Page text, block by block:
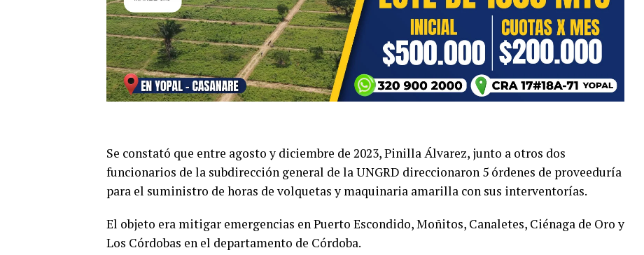
Se constató que entre agosto y diciembre de 2023, Pinilla Álvarez, junto a otros dos
funcionarios de la subdirección general de la UNGRD direccionaron 5 órdenes de proveeduría
para el suministro de horas de volquetas y maquinaria amarilla con sus interventorías.
El objeto era mitigar emergencias en Puerto Escondido, Moñitos, Canaletes, Ciénaga de Oro y
Los Córdobas en el departamento de Córdoba.